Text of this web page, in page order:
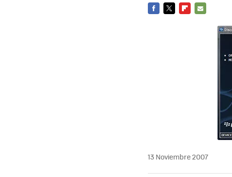
13 Noviembre 2007